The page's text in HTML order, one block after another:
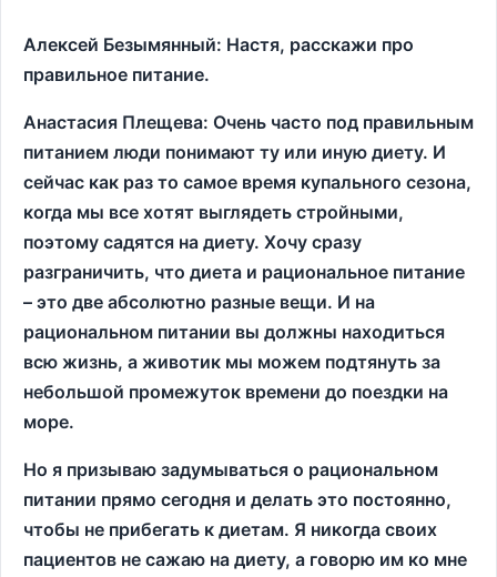
Алексей Безымянный: Настя, расскажи про
правильное питание.
Анастасия Плещева: Очень часто под правильным
питанием люди понимают ту или иную диету. И
сейчас как раз то самое время купального сезона,
когда мы все хотят выглядеть стройными,
поэтому садятся на диету. Хочу сразу
разграничить, что диета и рациональное питание
– это две абсолютно разные вещи. И на
рациональном питании вы должны находиться
всю жизнь, а животик мы можем подтянуть за
небольшой промежуток времени до поездки на
море.
Но я призываю задумываться о рациональном
питании прямо сегодня и делать это постоянно,
чтобы не прибегать к диетам. Я никогда своих
пациентов не сажаю на диету, а говорю им ко мне